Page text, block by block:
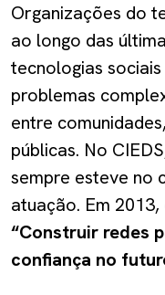
Organizações do
ao longo das
tecnologias
problemas
entre
públicas. No
sempre esteve no
atuação. Em
“Construir redes
confiança no